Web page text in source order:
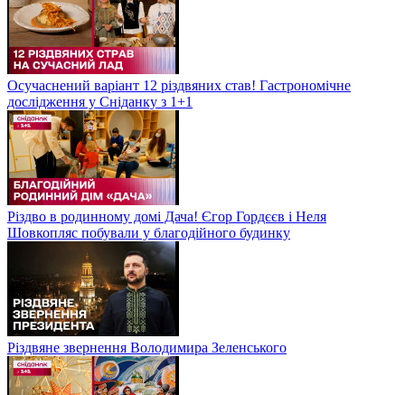
Осучаснений варіант 12 різдвяних став! Гастрономічне
дослідження у Сніданку з 1+1
Різдво в родинному домі Дача! Єгор Гордєєв і Неля
Шовкопляс побували у благодійного будинку
Різдвяне звернення Володимира Зеленського